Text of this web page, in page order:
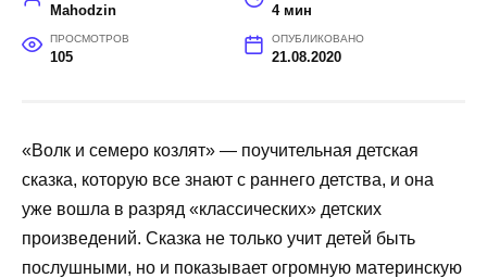
Mahodzin 4 мин
ПРОСМОТРОВ
105
ОПУБЛИКОВАНО
21.08.2020
«Волк и семеро козлят» — поучительная детская
сказка, которую все знают с раннего детства, и она
уже вошла в разряд «классических» детских
произведений. Сказка не только учит детей быть
послушными, но и показывает огромную материнскую